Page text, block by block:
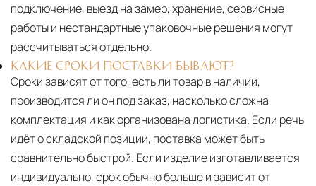
подключение, выезд на замер, хранение, сервисные
работы и нестандартные упаковочные решения могут
рассчитываться отдельно.
КАКИЕ СРОКИ ПОСТАВКИ БЫВАЮТ?
Сроки зависят от того, есть ли товар в наличии,
производится ли он под заказ, насколько сложна
комплектация и как организована логистика. Если речь
идёт о складской позиции, поставка может быть
сравнительно быстрой. Если изделие изготавливается
индивидуально, срок обычно больше и зависит от